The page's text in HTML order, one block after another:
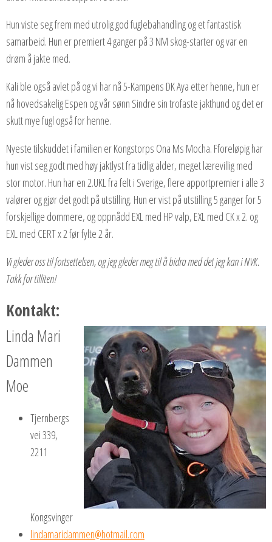
Hun viste seg frem med utrolig god fuglebahandling og et fantastisk
samarbeid. Hun er premiert 4 ganger på 3 NM skog-starter og var en
drøm å jakte med.
Kali ble også avlet på og vi har nå 5-Kampens DK Aya etter henne, hun er
nå hovedsakelig Espen og vår sønn Sindre sin trofaste jakthund og det er
skutt mye fugl også for henne.
Nyeste tilskuddet i familien er Kongstorps Ona Ms Mocha. Fforeløpig har
hun vist seg godt med høy jaktlyst fra tidlig alder, meget lærevillig med
stor motor. Hun har en 2.UKL fra felt i Sverige, flere apportpremier i alle 3
valører og gjør det godt på utstilling. Hun er vist på utstilling 5 ganger for 5
forskjellige dommere, og oppnådd EXL med HP valp, EXL med CK x 2. og
EXL med CERT x 2 før fylte 2 år.
Vi gleder oss til fortsettelsen, og jeg gleder meg til å bidra med det jeg kan i NVK.
Takk for tilliten!
Kontakt:
Linda Mari
Dammen
Moe
Tjernbergs
vei 339,
2211
Kongsvinger
lindamaridammen@hotmail.com